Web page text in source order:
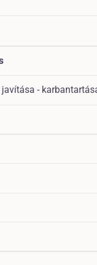
javítása -